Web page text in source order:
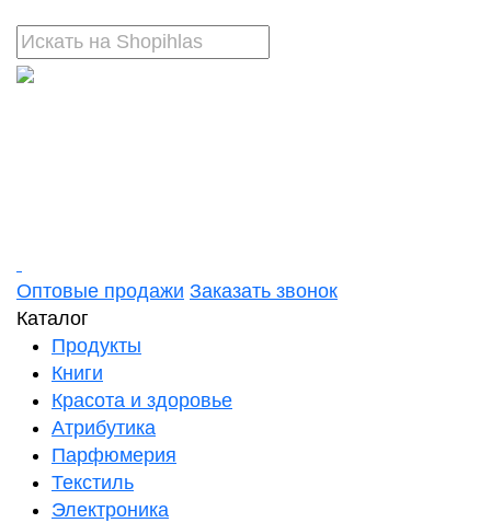
Оптовые продажи Заказать звонок
Каталог
Продукты
Книги
Красота и здоровье
Атрибутика
Парфюмерия
Текстиль
Электроника